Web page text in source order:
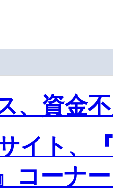
、資金
イト、
コーナ